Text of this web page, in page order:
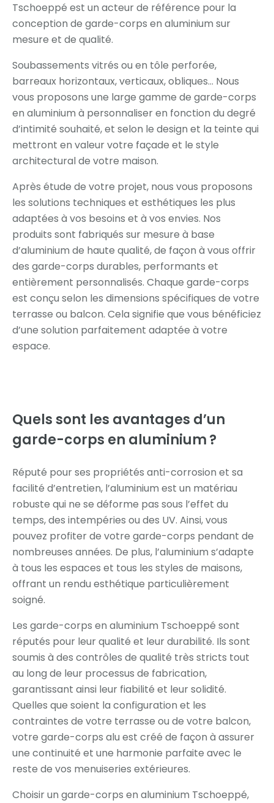
Tschoeppé est un acteur de référence pour la
conception de garde-corps en aluminium sur
mesure et de qualité.
Soubassements vitrés ou en tôle perforée,
barreaux horizontaux, verticaux, obliques… Nous
vous proposons une large gamme de garde-corps
en aluminium à personnaliser en fonction du degré
d’intimité souhaité, et selon le design et la teinte qui
mettront en valeur votre façade et le style
architectural de votre maison.
Après étude de votre projet, nous vous proposons
les solutions techniques et esthétiques les plus
adaptées à vos besoins et à vos envies. Nos
produits sont fabriqués sur mesure à base
d’aluminium de haute qualité, de façon à vous offrir
des garde-corps durables, performants et
entièrement personnalisés. Chaque garde-corps
est conçu selon les dimensions spécifiques de votre
terrasse ou balcon. Cela signifie que vous bénéficiez
d’une solution parfaitement adaptée à votre
espace.
Quels sont les avantages d’un
garde-corps en aluminium ?
Réputé pour ses propriétés anti-corrosion et sa
facilité d’entretien, l’aluminium est un matériau
robuste qui ne se déforme pas sous l’effet du
temps, des intempéries ou des UV. Ainsi, vous
pouvez profiter de votre garde-corps pendant de
nombreuses années. De plus, l’aluminium s’adapte
à tous les espaces et tous les styles de maisons,
offrant un rendu esthétique particulièrement
soigné.
Les garde-corps en aluminium Tschoeppé sont
réputés pour leur qualité et leur durabilité. Ils sont
soumis à des contrôles de qualité très stricts tout
au long de leur processus de fabrication,
garantissant ainsi leur fiabilité et leur solidité.
Quelles que soient la configuration et les
contraintes de votre terrasse ou de votre balcon,
votre garde-corps alu est créé de façon à assurer
une continuité et une harmonie parfaite avec le
reste de vos menuiseries extérieures.
Choisir un garde-corps en aluminium Tschoeppé,